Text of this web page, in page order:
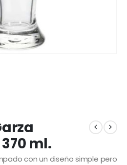
ml.
con un diseño simple pero